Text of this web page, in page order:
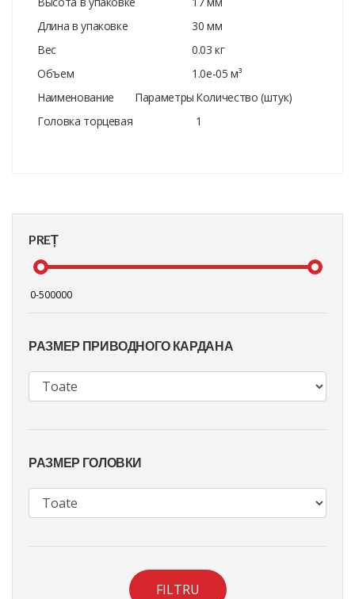
PREȚ
РАЗМЕР ПРИВОДНОГО КАРДАНА
РАЗМЕР ГОЛОВКИ
FILTRU
Длина в упаковке
30 мм
Вес
0.03 кг
Объем
1.0e-05 м³
Наименование
Параметры Количество (штук)
Головка торцевая
1